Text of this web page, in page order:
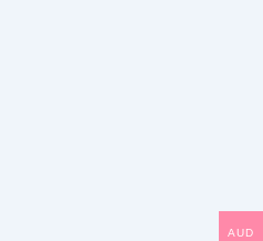
AUD